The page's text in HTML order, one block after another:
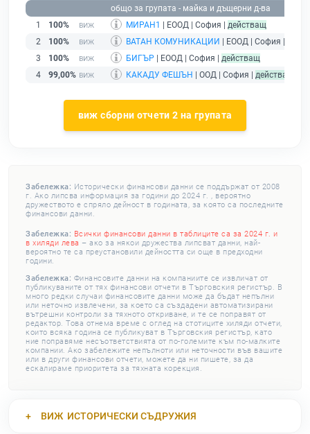
общо за групата - майка и дъщерни д-ва
1
100% МИРАН1 | ЕООД | София | действащ
2
100% ВАТАН КОМУНИКАЦИИ | ЕООД | София |
3
100% БИГЪР | ЕООД | София | действащ
4
99,00% КАКАДУ ФЕШЪН | ООД | София | действащ
виж сборни отчети 2 на групата
Забележка: Исторически финансови данни се поддържат от 2008
г. Ако липсва информация за години до 2024 г. , вероятно
дружеството е спряло дейност в годината, за която са последните
финансови данни.
Забележка: Всички финансови данни в таблиците са за 2024 г. и
в хиляди лева – ако за някои дружества липсват данни, най-
вероятно те са преустановили дейността си още в предходни
години.
Забележка: Финансовите данни на компаниите се извличат от
публикуваните от тях финансови отчети в Търговския регистър. В
много редки случаи финансовите данни може да бъдат непълни
или неточно извлечени, за което са създадени автоматизирани
вътрешни контроли за тяхното откриване, и те се поправят от
редактор. Това отнема време с оглед на стотиците хиляди отчети,
които всяка година се публикуват в Търговския регистър, като
ние поправяме несъответствията от по-големите към по-малките
компании. Ако забележите непълноти или неточности във вашите
или в други финансови отчети, можете да ни пишете, за да
ескалираме приоритета за тяхната корекция.
ВИЖ ИСТОРИЧЕСКИ СЪДРУЖИЯ